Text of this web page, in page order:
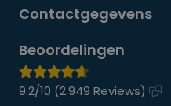
Contactgegevens
Beoordelingen
9.2/10 (2.949 Reviews)